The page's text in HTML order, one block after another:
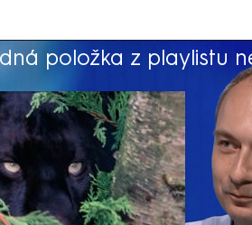
položka z playlistu